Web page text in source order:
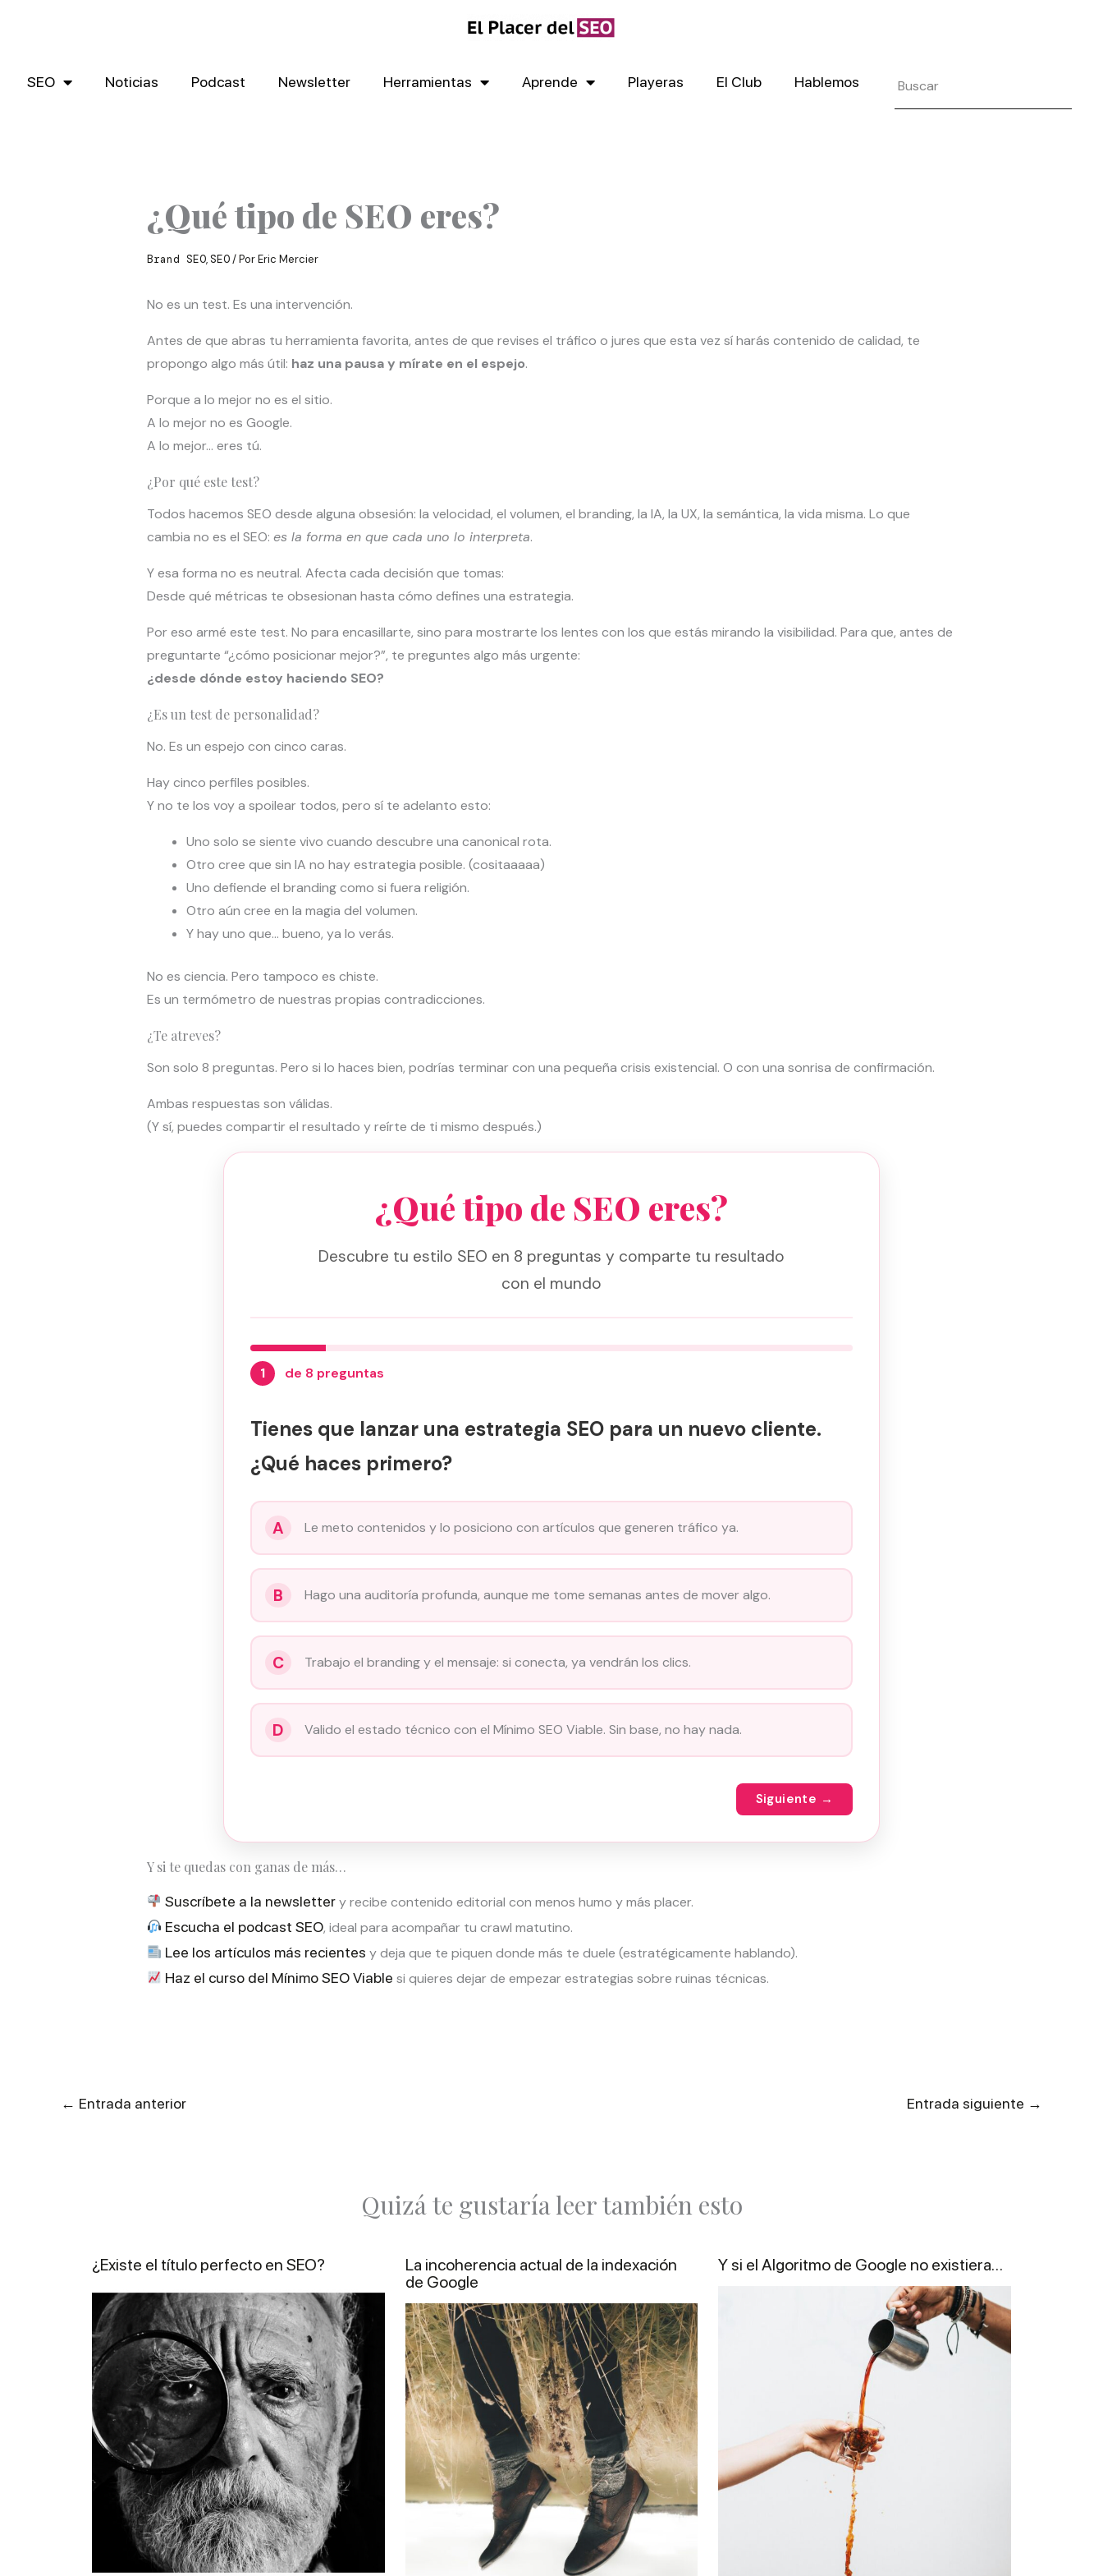
SEO
Noticias Podcast Newsletter Herramientas Aprende Playeras El Club Hablemos
¿Qué tipo de SEO eres?
Brand SEO,SEO/ PorEric Mercier
No es un test. Es una intervención.
Antes de que abras tu herramienta favorita, antes de que revises el tráfico o jures que esta vez sí harás contenido de calidad, te
propongo algo más útil: haz una pausa y mírate en el espejo.
Porque a lo mejor no es el sitio.
A lo mejor no es Google.
A lo mejor… eres tú.
¿Por qué este test?
Todos hacemos SEO desde alguna obsesión: la velocidad, el volumen, el branding, la IA, la UX, la semántica, la vida misma. Lo que
cambia no es el SEO: es la forma en que cada uno lo interpreta.
Y esa forma no es neutral. Afecta cada decisión que tomas:
Desde qué métricas te obsesionan hasta cómo defines una estrategia.
Por eso armé este test. No para encasillarte, sino para mostrarte los lentes con los que estás mirando la visibilidad. Para que, antes de
preguntarte “¿cómo posicionar mejor?”, te preguntes algo más urgente:
¿desde dónde estoy haciendo SEO?
¿Es un test de personalidad?
No. Es un espejo con cinco caras.
Hay cinco perfiles posibles.
Y no te los voy a spoilear todos, pero sí te adelanto esto:
Uno solo se siente vivo cuando descubre una canonical rota.
Otro cree que sin IA no hay estrategia posible. (cositaaaaa)
Uno defiende el branding como si fuera religión.
Otro aún cree en la magia del volumen.
Y hay uno que… bueno, ya lo verás.
No es ciencia. Pero tampoco es chiste.
Es un termómetro de nuestras propias contradicciones.
¿Te atreves?
Son solo 8 preguntas. Pero si lo haces bien, podrías terminar con una pequeña crisis existencial. O con una sonrisa de confirmación.
Ambas respuestas son válidas.
(Y sí, puedes compartir el resultado y reírte de ti mismo después.)
¿Qué tipo de SEO eres?
Descubre tu estilo SEO en 8 preguntas y comparte tu resultado
con el mundo
1 de 8 preguntas
Tienes que lanzar una estrategia SEO para un nuevo cliente.
¿Qué haces primero?
A Le meto contenidos y lo posiciono con artículos que generen tráfico ya.
B Hago una auditoría profunda, aunque me tome semanas antes de mover algo.
C Trabajo el branding y el mensaje: si conecta, ya vendrán los clics.
D Valido el estado técnico con el Mínimo SEO Viable. Sin base, no hay nada.
Siguiente →
Y si te quedas con ganas de más…
Suscríbete a la newslettery recibe contenido editorial con menos humo y más placer.
Escucha el podcast SEO, ideal para acompañar tu crawl matutino.
Lee los artículos más recientes y deja que te piquen donde más te duele (estratégicamente hablando).
Haz el curso del Mínimo SEO Viable si quieres dejar de empezar estrategias sobre ruinas técnicas.
← Entrada anterior Entrada siguiente →
Quizá te gustaría leer también esto
¿Existe el título perfecto en SEO?
La incoherencia actual de la indexación
de Google
Y si el Algoritmo de Google no existiera…